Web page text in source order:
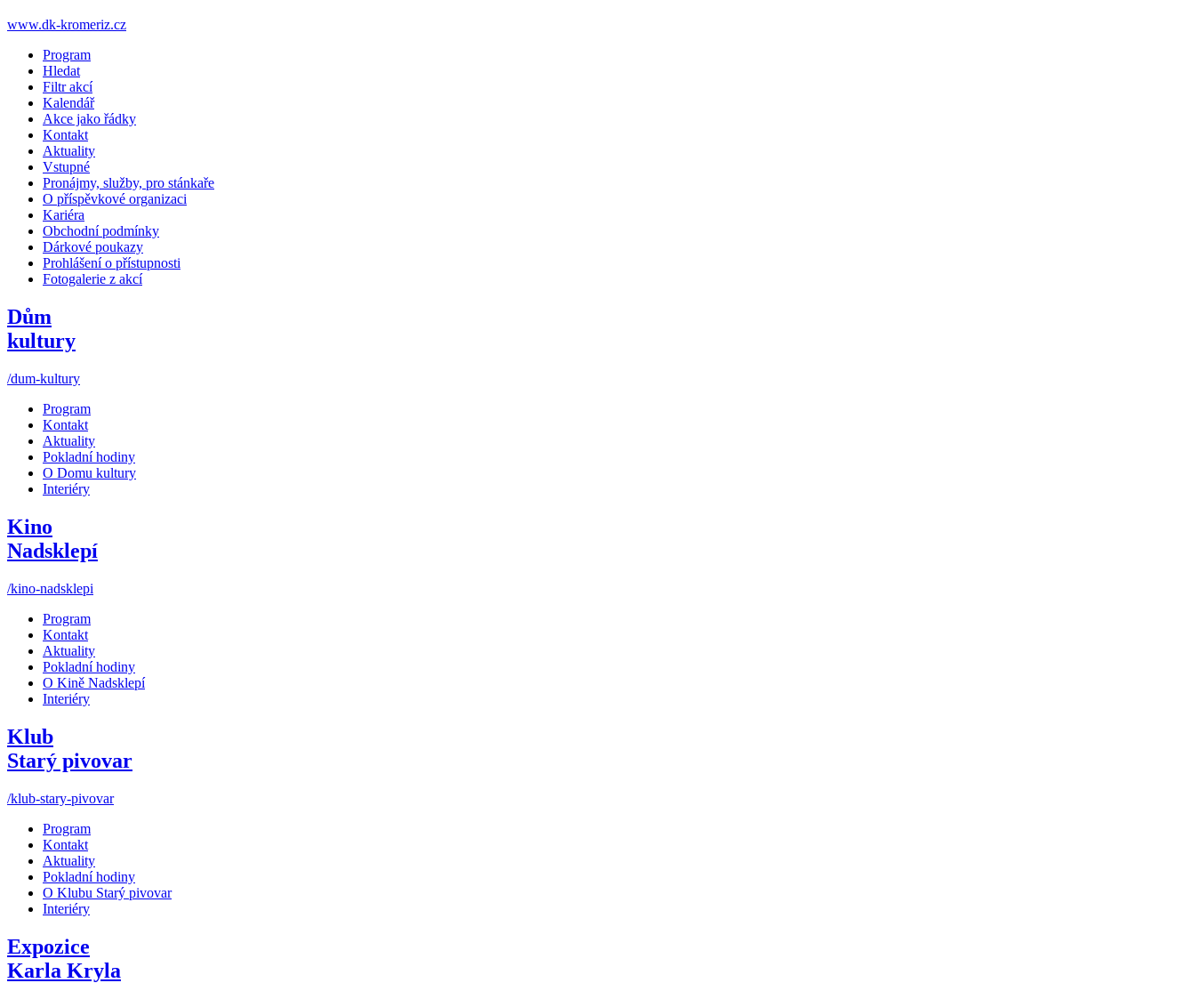
www.dk-kromeriz.cz
Program
Hledat
Filtr akcí
Kalendář
Akce jako řádky
Kontakt
Aktuality
Vstupné
Pronájmy, služby, pro stánkaře
O příspěvkové organizaci
Kariéra
Obchodní podmínky
Dárkové poukazy
Prohlášení o přístupnosti
Fotogalerie z akcí
Dům
kultury
/dum-kultury
Program
Kontakt
Aktuality
Pokladní hodiny
O Domu kultury
Interiéry
Kino
Nadsklepí
/kino-nadsklepi
Program
Kontakt
Aktuality
Pokladní hodiny
O Kině Nadsklepí
Interiéry
Klub
Starý pivovar
/klub-stary-pivovar
Program
Kontakt
Aktuality
Pokladní hodiny
O Klubu Starý pivovar
Interiéry
Expozice
Karla Kryla